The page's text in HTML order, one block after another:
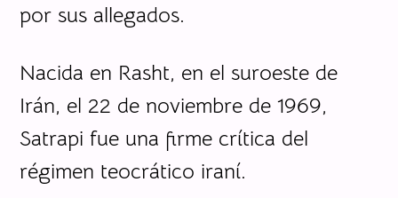
por sus allegados.
Nacida en Rasht, en el suroeste de
Irán, el 22 de noviembre de 1969,
Satrapi fue una firme crítica del
régimen teocrático iraní.